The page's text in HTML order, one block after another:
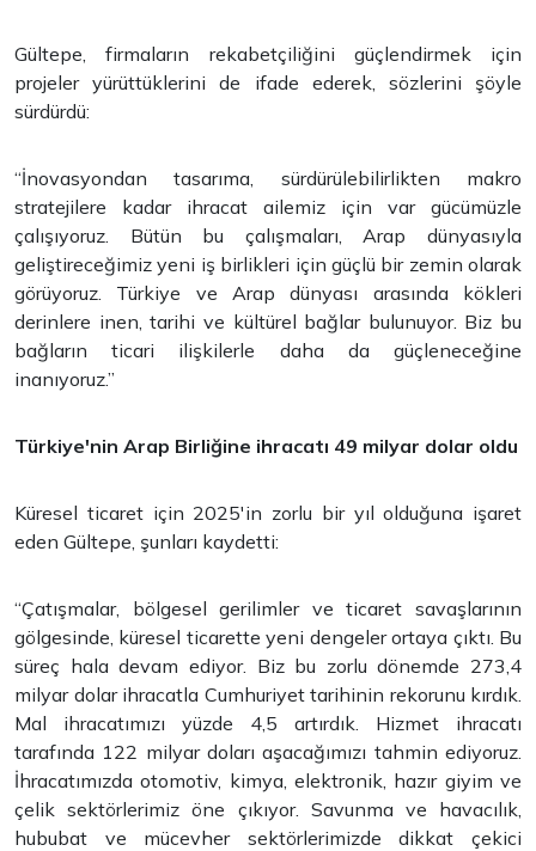
Gültepe, firmaların rekabetçiliğini güçlendirmek için
projeler yürüttüklerini de ifade ederek, sözlerini şöyle
sürdürdü:
“İnovasyondan tasarıma, sürdürülebilirlikten makro
stratejilere kadar ihracat ailemiz için var gücümüzle
çalışıyoruz. Bütün bu çalışmaları, Arap dünyasıyla
geliştireceğimiz yeni iş birlikleri için güçlü bir zemin olarak
görüyoruz. Türkiye ve Arap dünyası arasında kökleri
derinlere inen, tarihi ve kültürel bağlar bulunuyor. Biz bu
bağların ticari ilişkilerle daha da güçleneceğine
inanıyoruz.”
Türkiye'nin Arap Birliğine ihracatı 49 milyar dolar oldu
Küresel ticaret için 2025'in zorlu bir yıl olduğuna işaret
eden Gültepe, şunları kaydetti:
“Çatışmalar, bölgesel gerilimler ve ticaret savaşlarının
gölgesinde, küresel ticarette yeni dengeler ortaya çıktı. Bu
süreç hala devam ediyor. Biz bu zorlu dönemde 273,4
milyar dolar ihracatla Cumhuriyet tarihinin rekorunu kırdık.
Mal ihracatımızı yüzde 4,5 artırdık. Hizmet ihracatı
tarafında 122 milyar doları aşacağımızı tahmin ediyoruz.
İhracatımızda otomotiv, kimya, elektronik, hazır giyim ve
çelik sektörlerimiz öne çıkıyor. Savunma ve havacılık,
hububat ve mücevher sektörlerimizde dikkat çekici